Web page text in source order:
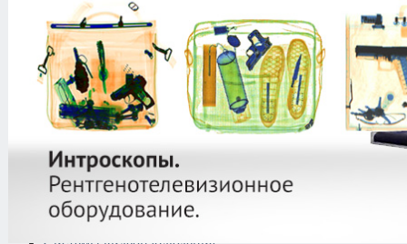
защиты информации
Тепловизоры
Криминалистическая
техника
Поисково-досмотровое
оборудование
Средства
документирования и
Металлодетекторы
Полиграфы
Противокражные системы
Рации и Аксессуары
Переговорные устройства